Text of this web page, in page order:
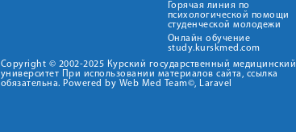
Горячая линия по
психологической помощи
студенческой молодежи
Онлайн обучение
study.kurskmed.com
Copyright © 2002-2025 Курский государственный медицинский
университет При использовании материалов сайта, ссылка
обязательна. Powered by Web Med Team©, Laravel